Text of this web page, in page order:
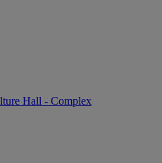
Hall - Complex